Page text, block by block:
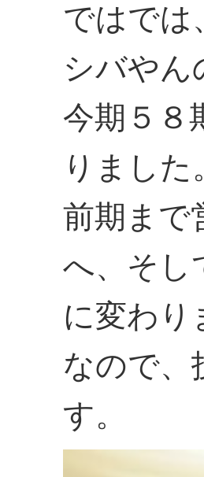
ではでは
シバやん
今期５８
りました
前期まで
へ、そし
に変わり
なので、
す。